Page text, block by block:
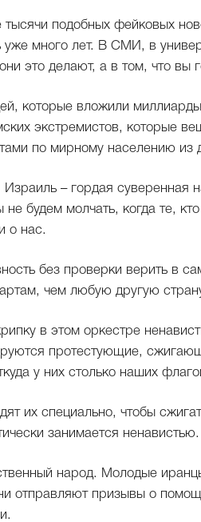
подобных фейковых
уже много лет. В СМИ, в
это делают, а в том, что вы
которые вложили
экстремистов, которые
по мирному населению из
Израиль – гордая суверенная
будем молчать, когда те,
о нас.
без проверки верить в
чем любую другую
в этом оркестре
протестующие,
у них столько наших
их специально, чтобы
занимается ненавистью.
народ. Молодые
отправляют призывы о